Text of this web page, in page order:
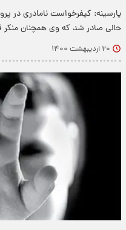
حالی صادر شد که وی همچنان
۲۰ اردیبهشت ۱۴۰۰